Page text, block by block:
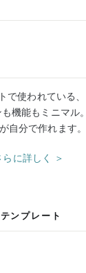
で使われている
機能もミニマル
自分で作れます。
に詳しく ＞
ンプレート